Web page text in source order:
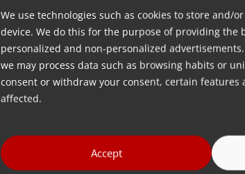
We use technologies such as cookies to store and/
device. We do this for the purpose of providing the
personalized and non-personalized
we may process data such as browsing habits or
consent or withdraw your consent, certain features
affected.
Accept
Info lebih lanjut
Pergi ke